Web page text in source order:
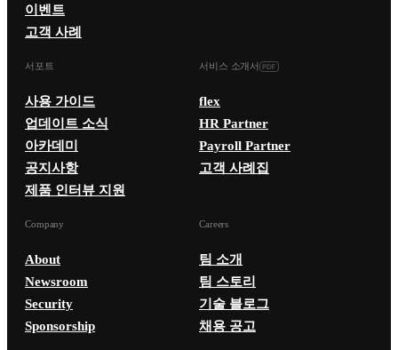
이벤트
고객 사례
서포트
사용 가이드
업데이트 소식
아카데미
공지사항
제품 인터뷰 지원
서비스 소개서
flex
HR Partner
Payroll Partner
고객 사례집
Company
About
Newsroom
Security
Sponsorship
Careers
팀 소개
팀 스토리
기술 블로그
채용 공고